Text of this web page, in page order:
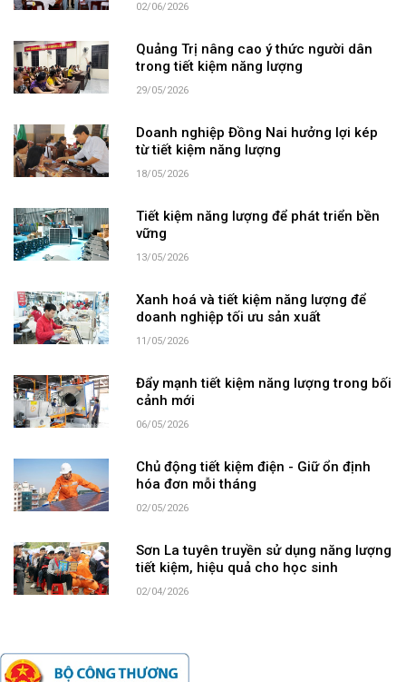
02/06/2026
Quảng Trị nâng cao ý thức người dân
trong tiết kiệm năng lượng
29/05/2026
Doanh nghiệp Đồng Nai hưởng lợi kép
từ tiết kiệm năng lượng
18/05/2026
Tiết kiệm năng lượng để phát triển bền
vững
13/05/2026
Xanh hoá và tiết kiệm năng lượng để
doanh nghiệp tối ưu sản xuất
11/05/2026
Đẩy mạnh tiết kiệm năng lượng trong bối
cảnh mới
06/05/2026
Chủ động tiết kiệm điện - Giữ ổn định
hóa đơn mỗi tháng
02/05/2026
Sơn La tuyên truyền sử dụng năng lượng
tiết kiệm, hiệu quả cho học sinh
02/04/2026